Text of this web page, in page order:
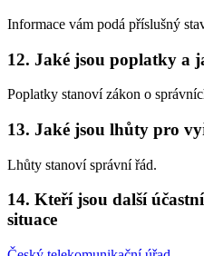
Informace vám podá příslušný
12. Jaké jsou poplatky a
Poplatky stanoví zákon o
13. Jaké jsou lhůty pro
Lhůty stanoví správní řád.
14. Kteří jsou další
situace